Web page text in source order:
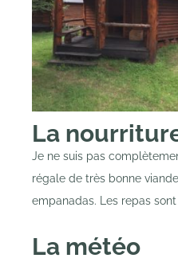
La
Je ne suis pas
régale de très bonne
empanadas. Les repas
La météo